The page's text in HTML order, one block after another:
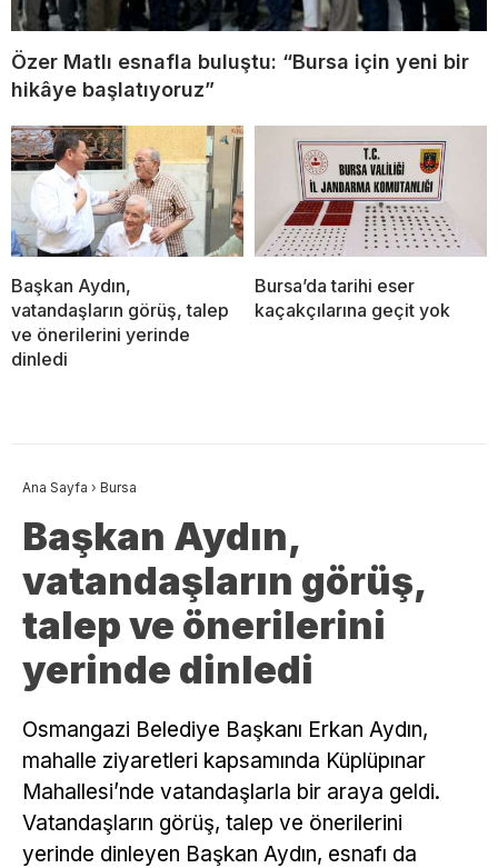
Özer Matlı esnafla buluştu: “Bursa için yeni bir
hikâye başlatıyoruz”
Başkan Aydın,
vatandaşların görüş, talep
ve önerilerini yerinde
dinledi
Bursa’da tarihi eser
kaçakçılarına geçit yok
Ana Sayfa › Bursa
Başkan Aydın,
vatandaşların görüş,
talep ve önerilerini
yerinde dinledi
Osmangazi Belediye Başkanı Erkan Aydın,
mahalle ziyaretleri kapsamında Küplüpınar
Mahallesi’nde vatandaşlarla bir araya geldi.
Vatandaşların görüş, talep ve önerilerini
yerinde dinleyen Başkan Aydın, esnafı da